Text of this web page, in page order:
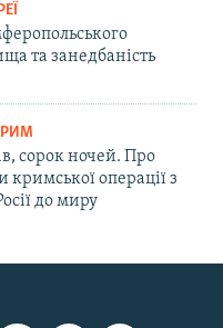
та занедбаність
сорок ночей. Про
кримської операції з
до миру